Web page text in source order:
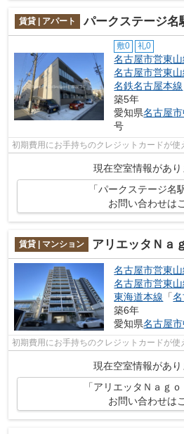
賃貸 | アパート パークステージ名
敷0 礼0
名古屋市営東山
名古屋市営東山
名鉄名古屋本線
築5年
愛知県名古屋
号
初期費用にお手持ちのクレジットカードが使
現在空室情報があり
「パークステージ名
お問い合わせは
賃貸 | マンション アリエッタＮａ
名古屋市営東山
名古屋市営東山
東海道本線 「
築6年
愛知県名古屋
初期費用にお手持ちのクレジットカードが使
現在空室情報があり
「アリエッタＮａｇ
お問い合わせは